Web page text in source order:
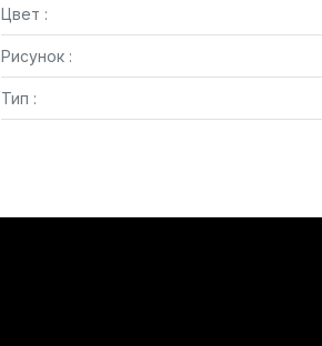
Цвет :
Рисунок :
Тип :